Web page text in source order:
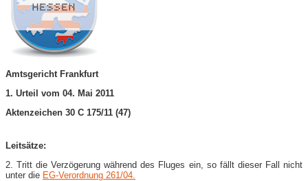
Amtsgericht Frankfurt
1. Urteil vom 04. Mai 2011
Aktenzeichen 30 C 175/11 (47)
Leitsätze:
2. Tritt die Verzögerung während des Fluges ein, so fällt dieser Fall nicht
unter die EG-Verordnung 261/04.